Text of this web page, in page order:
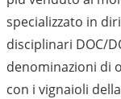
specializzato in
disciplinari DOC/
denominazioni di
con i vignaioli